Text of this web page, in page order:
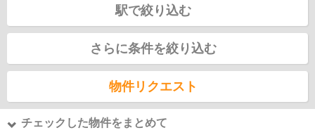
駅で絞り込む
さらに条件を絞り込む
物件リクエスト
チェックした物件をまとめて